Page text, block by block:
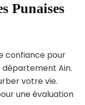
Punaises
confiance pour
département Ain.
votre vie.
une évaluation